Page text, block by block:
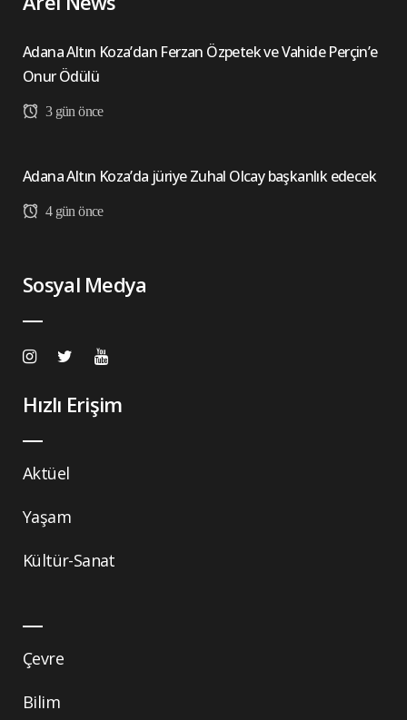
Adana Altın Koza’dan Ferzan Özpetek ve Vahide Perçin’e
Onur Ödülü
3 gün önce
Adana Altın Koza’da jüriye Zuhal Olcay başkanlık edecek
4 gün önce
Sosyal Medya
Hızlı Erişim
Aktüel
Yaşam
Kültür-Sanat
Çevre
Bilim